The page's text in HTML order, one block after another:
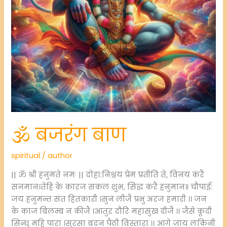
🕉️ बजरंग बाण
spiritual /author
|| ॐ श्री हनुमते नमः || दोहा:निश्चय प्रेम प्रतीति ते, विनय करैं
सनमान।तेहि के कारज सकल शुभ, सिद्ध करैं हनुमान॥ चौपाई:
जय हनुमन्त संत हितकारी ।सुन लीजै प्रभु अरज हमारी ।। जन
के काज बिलम्ब न कीजै ।आतुर दौरि महासुख दीजै ।। जैसे कूदी
सिन्धु महि पारा ।सुरसा बदन पैठी विस्तारा ।। आगे जाय लंकिनी